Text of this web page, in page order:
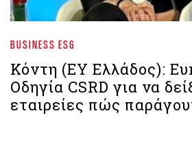
BUSINESS ESG
Κόντη (EY Ελλάδος):
Οδηγία CSRD για να
εταιρείες πώς